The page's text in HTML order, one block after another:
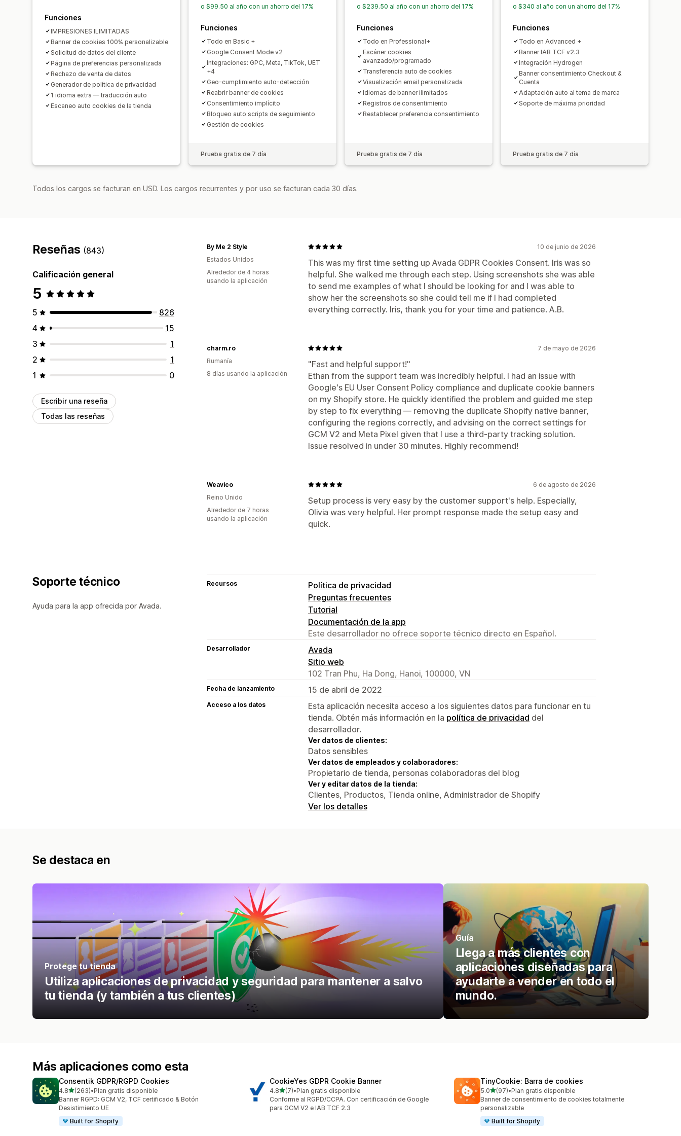
Funciones
IMPRESIONES ILIMITADAS
Banner de cookies 100% personalizable
Solicitud de datos del cliente
Página de preferencias personalizada
Rechazo de venta de datos
Generador de política de privacidad
1 idioma extra — traducción auto
Escaneo auto cookies de la tienda
o $99.50 al año con un ahorro del 17%
Funciones
Todo en Basic +
Google Consent Mode v2
Integraciones: GPC, Meta, TikTok, UET
+4
Geo-cumplimiento auto-detección
Reabrir banner de cookies
Consentimiento implícito
Bloqueo auto scripts de seguimiento
Gestión de cookies
Prueba gratis de 7 día
o $239.50 al año con un ahorro del 17%
Funciones
Todo en Professional+
Escáner cookies
avanzado/programado
Transferencia auto de cookies
Visualización email personalizada
Idiomas de banner ilimitados
Registros de consentimiento
Restablecer preferencia consentimiento
Prueba gratis de 7 día
o $340 al año con un ahorro del 17%
Funciones
Todo en Advanced +
Banner IAB TCF v2.3
Integración Hydrogen
Banner consentimiento Checkout &
Cuenta
Adaptación auto al tema de marca
Soporte de máxima prioridad
Prueba gratis de 7 día
Todos los cargos se facturan en USD. Los cargos recurrentes y por uso se facturan cada 30 días.
Reseñas (843)
Calificación general
5
5
826
4
15
3
1
2
1
1
0
Escribir una reseña
Todas las reseñas
10 de junio de 2026
This was my first time setting up Avada GDPR Cookies Consent. Iris was so
helpful. She walked me through each step. Using screenshots she was able
to send me examples of what I should be looking for and I was able to
show her the screenshots so she could tell me if I had completed
everything correctly. Iris, thank you for your time and patience. A.B.
By Me 2 Style
Estados Unidos
Alrededor de 4 horas
usando la aplicación
7 de mayo de 2026
"Fast and helpful support!"
Ethan from the support team was incredibly helpful. I had an issue with
Google's EU User Consent Policy compliance and duplicate cookie banners
on my Shopify store. He quickly identified the problem and guided me step
by step to fix everything — removing the duplicate Shopify native banner,
configuring the regions correctly, and advising on the correct settings for
GCM V2 and Meta Pixel given that I use a third-party tracking solution.
Issue resolved in under 30 minutes. Highly recommend!
charm.ro
Rumanía
8 días usando la aplicación
6 de agosto de 2026
Setup process is very easy by the customer support's help. Especially,
Olivia was very helpful. Her prompt response made the setup easy and
quick.
Weavico
Reino Unido
Alrededor de 7 horas
usando la aplicación
Soporte técnico
Ayuda para la app ofrecida por Avada.
Recursos
Política de privacidad
Preguntas frecuentes
Tutorial
Documentación de la app
Este desarrollador no ofrece soporte técnico directo en Español.
Desarrollador
Avada
Sitio web
102 Tran Phu, Ha Dong, Hanoi, 100000, VN
Fecha de lanzamiento 15 de abril de 2022
Acceso a los datos
Esta aplicación necesita acceso a los siguientes datos para funcionar en tu
tienda. Obtén más información en la política de privacidad del
desarrollador.
Ver datos de clientes:
Datos sensibles
Ver datos de empleados y colaboradores:
Propietario de tienda, personas colaboradoras del blog
Ver y editar datos de la tienda:
Clientes, Productos, Tienda online, Administrador de Shopify
Ver los detalles
Se destaca en
Protege tu tienda
Utiliza aplicaciones de privacidad y seguridad para mantener a salvo
tu tienda (y también a tus clientes)
Guía
Llega a más clientes con
aplicaciones diseñadas para
ayudarte a vender en todo el
mundo.
Más aplicaciones como esta
Consentik GDPR/RGPD Cookies
4.8de 5 estrellas
(263)
263 reseñas en total
•Plan gratis disponible
Banner RGPD: GCM V2, TCF certificado & Botón
Desistimiento UE
Built for Shopify
CookieYes GDPR Cookie Banner
4.8de 5 estrellas
(7)
7 reseñas en total
•Plan gratis disponible
Conforme al RGPD/CCPA. Con certificación de Google
para GCM V2 e IAB TCF 2.3
TinyCookie: Barra de cookies
5.0de 5 estrellas
(97)
97 reseñas en total
•Plan gratis disponible
Banner de consentimiento de cookies totalmente
personalizable
Built for Shopify